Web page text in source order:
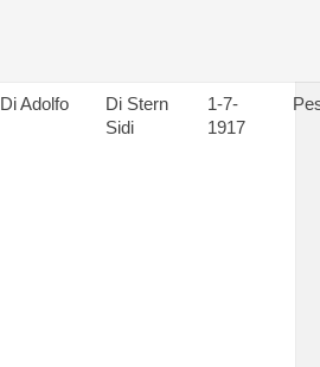
Di Adolfo
Di Stern
Sidi
1-7-
1917